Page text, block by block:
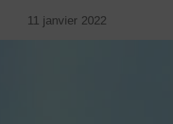
11 janvier 2022